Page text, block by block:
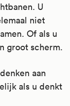
U
niet
Of als u
groot scherm.
aan
als u denkt